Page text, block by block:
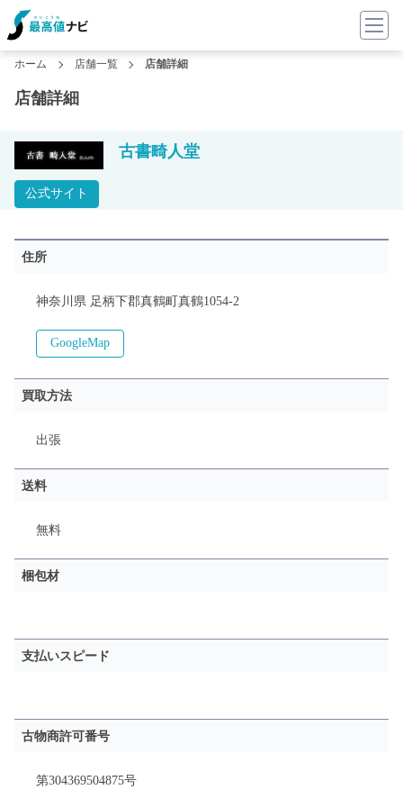
ホーム 店舗一覧 店舗詳細
店舗詳細
公式サイト
古書畸人堂
住所
神奈川県 足柄下郡真鶴町真鶴1054-2
GoogleMap
買取方法
出張
送料
無料
梱包材
支払いスピード
古物商許可番号
第304369504875号